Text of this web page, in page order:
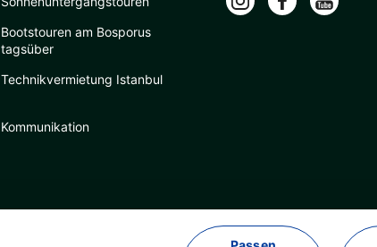
Bootstouren am Bosporus
tagsüber
Technikvermietung Istanbul
Kommunikation